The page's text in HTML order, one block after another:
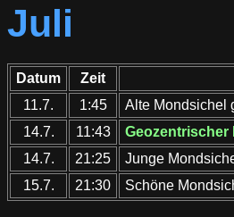
Juli
Datum Zeit
11.7.
1:45
Alte Mondsichel
14.7.
11:43 Geozentrischer
14.7.
21:25
Junge
15.7.
21:30 Schöne